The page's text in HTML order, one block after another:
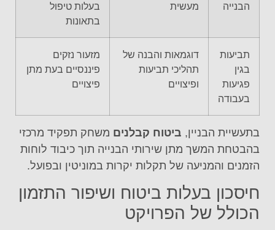
הבנייה
מעשית
בעלות טיפול
בתאונות
תביעות
בגין
פגיעות
בעבודה
דוגמאות והבנה של
תהליכי תביעות
ופיצויים
מזעור נזקים
פיננסיים בעת מתן
פיצויים
בתעשיית הבניין, ביטוח קבלנים משחק תפקיד מרכזי
בהבטחת המשך מתן שירותי הבנייה תוך כיבוד לוחות
הזמנים והמניעה של תקלות יקרות במוניטין ובפועל.
חיסכון בעלות ביטוח ושיפור התזמון
הכולל של הפרויקט